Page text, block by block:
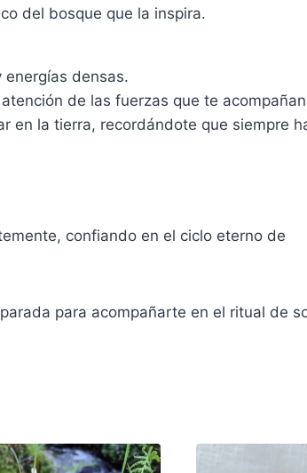
del bosque que la inspira.
densas.
de las fuerzas que te
en la tierra, recordándote que siempre
confiando en el ciclo eterno de
para acompañarte en el ritual de